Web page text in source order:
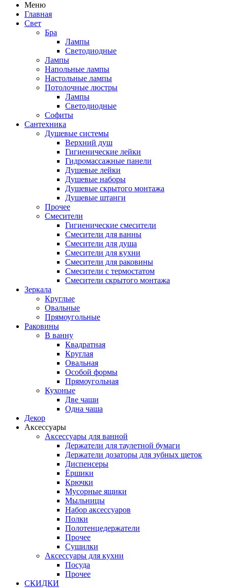
Меню
Главная
Свет
Бра
Лампы
Светодиодные
Лампы
Напольные лампы
Настольные лампы
Потолочные люстры
Лампы
Светодиодные
Софиты
Сантехника
Душевые системы
Верхний душ
Гигиенические лейки
Гидромассажные панели
Душевые лейки
Душевые наборы
Душевые скрытого монтажа
Душевые штанги
Прочее
Смесители
Гигиенические смесители
Смесители для ванны
Смесители для душа
Смесители для кухни
Смесители для раковины
Смесители с термостатом
Смесители скрытого монтажа
Зеркала
Круглые
Овальные
Прямоугольные
Раковины
В ванну
Квадратная
Круглая
Овальная
Особой формы
Прямоугольная
Кухоные
Две чаши
Одна чаша
Декор
Аксессуары
Аксессуары для ванной
Держатели для таулетной бумаги
Держатели дозаторы для зубных щеток
Диспенсеры
Ёршики
Крючки
Мусорные ящики
Мыльницы
Набор аксессуаров
Полки
Полотенцедержатели
Прочее
Сушилки
Аксессуары для кухни
Посуда
Прочее
СКИДКИ